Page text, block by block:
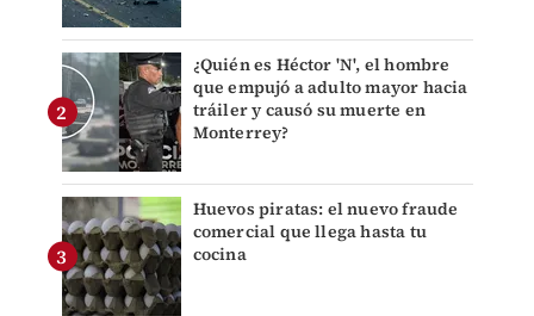
¿Quién es Héctor 'N', el hombre
que empujó a adulto mayor hacia
tráiler y causó su muerte en
Monterrey?
Huevos piratas: el nuevo fraude
comercial que llega hasta tu
cocina